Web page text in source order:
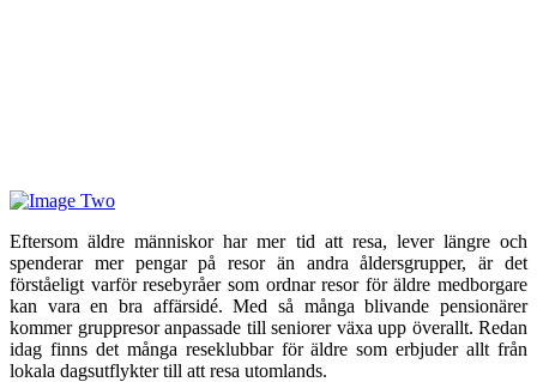
Eftersom äldre människor har mer tid att resa, lever längre och
spenderar mer pengar på resor än andra åldersgrupper, är det
förståeligt varför resebyråer som ordnar resor för äldre medborgare
kan vara en bra affärsidé. Med så många blivande pensionärer
kommer gruppresor anpassade till seniorer växa upp överallt. Redan
idag finns det många reseklubbar för äldre som erbjuder allt från
lokala dagsutflykter till att resa utomlands.